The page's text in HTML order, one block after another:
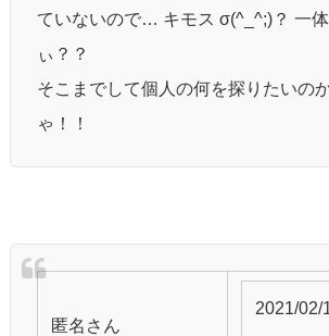
ていないので… キモス σ(^_^;)？ 一
ぃ？？
そこまでして個人の何を探りたいの
ゃ！！
匿名 さん
2021/02/